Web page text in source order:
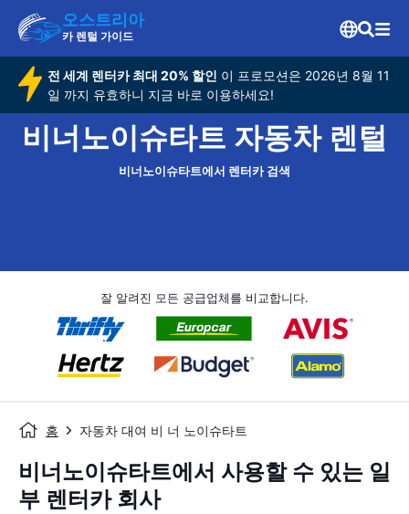
오스트리아
카 렌털 가이드
전 세계 렌터카 최대 20% 할인 이 프로모션은 2026년 8월 11
일 까지 유효하니 지금 바로 이용하세요!
비너노이슈타트 자동차 렌털
비너노이슈타트에서 렌터카 검색
잘 알려진 모든 공급업체를 비교합니다.
홈 자동차 대여 비 너 노이슈타트
비너노이슈타트에서 사용할 수 있는 일
부 렌터카 회사